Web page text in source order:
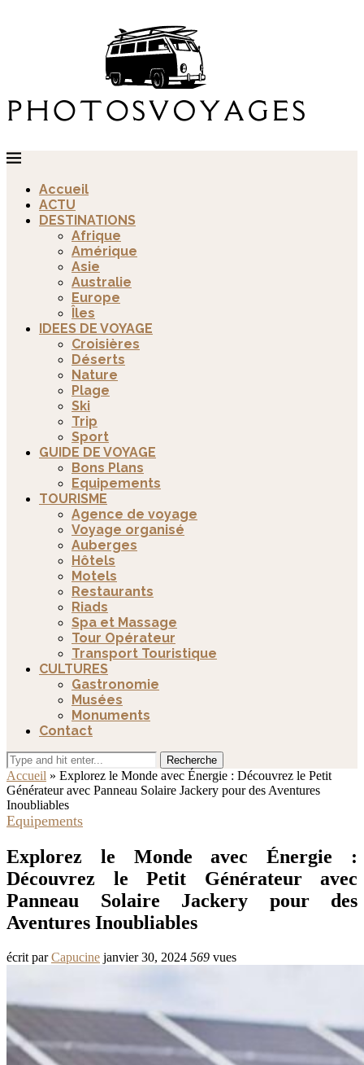
Accueil
ACTU
DESTINATIONS
Afrique
Amérique
Asie
Australie
Europe
Îles
IDEES DE VOYAGE
Croisières
Déserts
Nature
Plage
Ski
Trip
Sport
GUIDE DE VOYAGE
Bons Plans
Equipements
TOURISME
Agence de voyage
Voyage organisé
Auberges
Hôtels
Motels
Restaurants
Riads
Spa et Massage
Tour Opérateur
Transport Touristique
CULTURES
Gastronomie
Musées
Monuments
Contact
Recherche
Accueil » Explorez le Monde avec Énergie : Découvrez le Petit
Générateur avec Panneau Solaire Jackery pour des Aventures
Inoubliables
Equipements
Explorez le Monde avec Énergie :
Découvrez le Petit Générateur avec
Panneau Solaire Jackery pour des
Aventures Inoubliables
écrit parCapucine janvier 30, 2024 569 vues